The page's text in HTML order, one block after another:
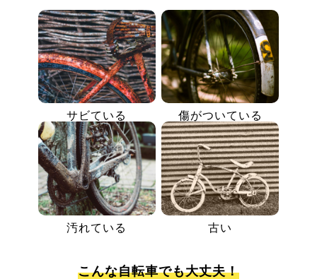
サビている 傷がついている
汚れている 古い
こんな自転車でも大丈夫！